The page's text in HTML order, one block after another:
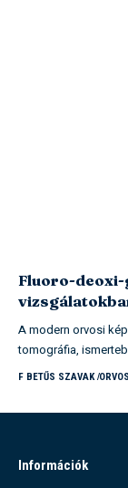
Fluoro-deoxi-
A modern orvosi
tomográfia,
F BETŰS SZAVAK
Információk